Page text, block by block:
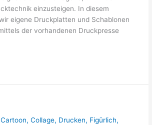
einzusteigen. In diesem
eigene Druckplatten und Schablonen
der vorhandenen Druckpresse
Cartoon,Collage, Drucken, Figürlich,